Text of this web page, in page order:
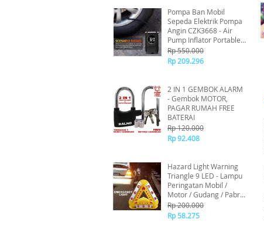
Pompa Ban Mobil
Sepeda Elektrik Pompa
Angin CZK3668 - Air
Pump Inflator Portable
USB TYPE C Pompa Ban
Mobil dan Motor Mini
4000mAh
Rp 550.000
Rp 209.296
2 IN 1 GEMBOK ALARM
- Gembok MOTOR,
PAGAR RUMAH FREE
BATERAI
Rp 120.000
Rp 92.408
Hazard Light Warning
Triangle 9 LED - Lampu
Peringatan Mobil /
Motor / Gudang / Pabrik
Super Emergency Light
LED Flashing Warning
Rp 200.000
Rp 58.275